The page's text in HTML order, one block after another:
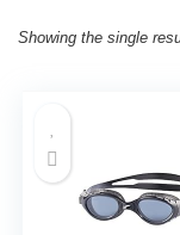
Showing the single